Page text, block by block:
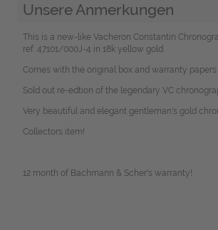
Unsere Anmerkungen
This is a new-like Vacheron Constantin
ref. 47101/000J-4 in 18k yellow gold.
Comes with the original box and warranty papers
Sold out re-edtion of the legendary VC
Very beautiful and elegant gentleman's gold
Collectors item!
12 month of Bachmann & Scher's warranty!